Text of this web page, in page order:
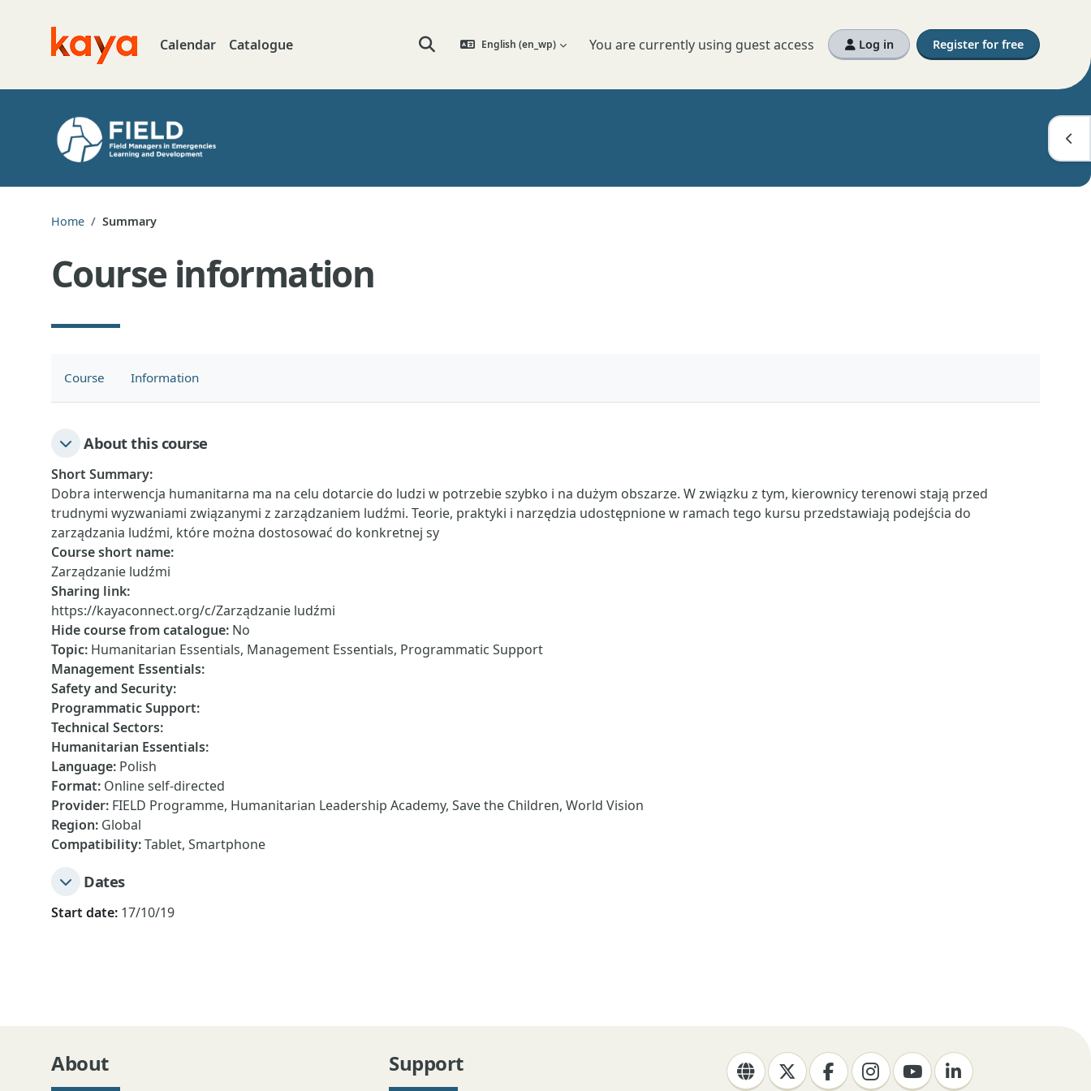
Go to home Calendar Catalogue Toggle search input
English ‎(en_wp)‎ You are currently using guest access Log in Register for free
Home Summary
Course information
Course Information
About this course
Short Summary:
Dobra interwencja humanitarna ma na celu dotarcie do ludzi w potrzebie szybko i na dużym obszarze. W związku z tym, kierownicy terenowi stają przed
trudnymi wyzwaniami związanymi z zarządzaniem ludźmi. Teorie, praktyki i narzędzia udostępnione w ramach tego kursu przedstawiają podejścia do
zarządzania ludźmi, które można dostosować do konkretnej sy
Course short name:
Zarządzanie ludźmi
Sharing link:
https://kayaconnect.org/c/Zarządzanie ludźmi
Hide course from catalogue: No
Topic: Humanitarian Essentials, Management Essentials, Programmatic Support
Management Essentials:
Safety and Security:
Programmatic Support:
Technical Sectors:
Humanitarian Essentials:
Language: Polish
Format: Online self-directed
Provider: FIELD Programme, Humanitarian Leadership Academy, Save the Children, World Vision
Region: Global
Compatibility:Tablet, Smartphone
Dates
Start date: 17/10/19
About Support